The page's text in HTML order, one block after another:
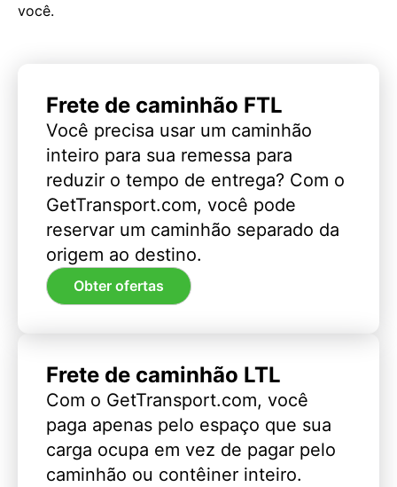
você.
Frete de caminhão FTL
Você precisa usar um caminhão
inteiro para sua remessa para
reduzir o tempo de entrega? Com o
GetTransport.com, você pode
reservar um caminhão separado da
origem ao destino.
Obter ofertas
Frete de caminhão LTL
Com o GetTransport.com, você
paga apenas pelo espaço que sua
carga ocupa em vez de pagar pelo
caminhão ou contêiner inteiro.